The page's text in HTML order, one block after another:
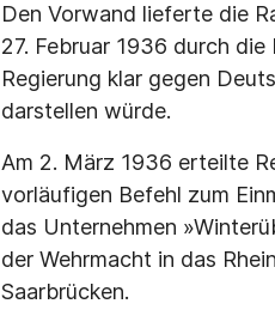
Den Vorwand lieferte die
27. Februar 1936 durch
Regierung klar gegen
darstellen würde.
Am 2. März 1936 erteilte
vorläufigen Befehl zum
das Unternehmen
der Wehrmacht in das
Saarbrücken.